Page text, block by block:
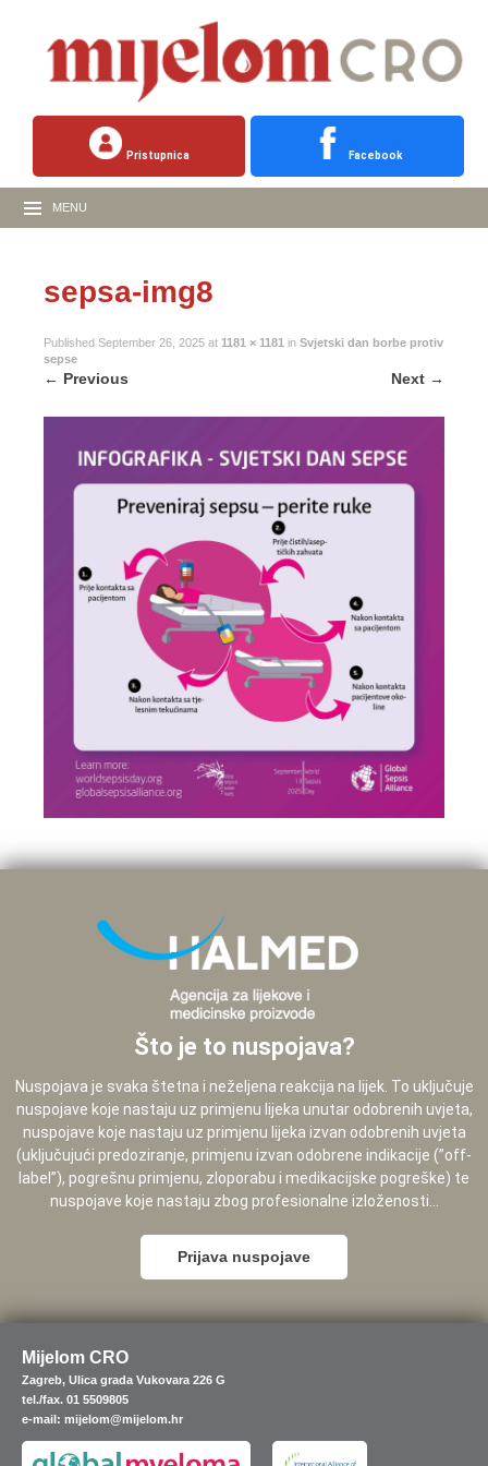
Pristupnica Facebook
MENU
sepsa-img8
Published September 26, 2025 at 1181 × 1181 in Svjetski dan borbe protiv
sepse
← Previous Next →
Što je to nuspojava?
Nuspojava je svaka štetna i neželjena reakcija na lijek. To uključuje
nuspojave koje nastaju uz primjenu lijeka unutar odobrenih uvjeta,
nuspojave koje nastaju uz primjenu lijeka izvan odobrenih uvjeta
(uključujući predoziranje, primjenu izvan odobrene indikacije (”off-
label”), pogrešnu primjenu, zloporabu i medikacijske pogreške) te
nuspojave koje nastaju zbog profesionalne izloženosti...
Prijava nuspojave
Mijelom CRO
Zagreb, Ulica grada Vukovara 226 G
tel./fax. 01 5509805
e-mail: mijelom@mijelom.hr